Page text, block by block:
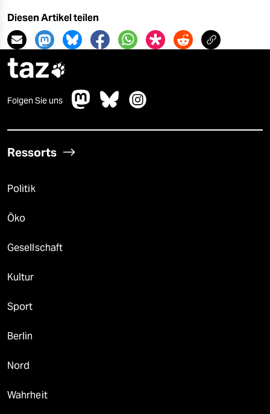
Diesen Artikel teilen
taz
Folgen Sie uns
Ressorts
Politik
Öko
Gesellschaft
Kultur
Sport
Berlin
Nord
Wahrheit